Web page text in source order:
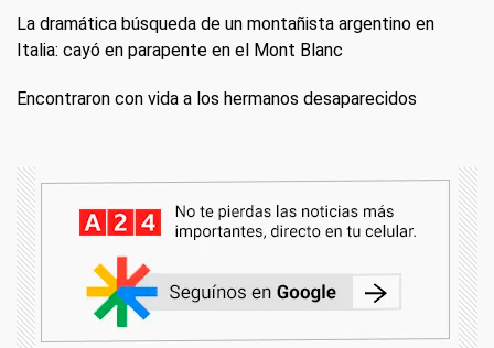
La dramática búsqueda de un montañista argentino en
Italia: cayó en parapente en el Mont Blanc
Encontraron con vida a los hermanos desaparecidos